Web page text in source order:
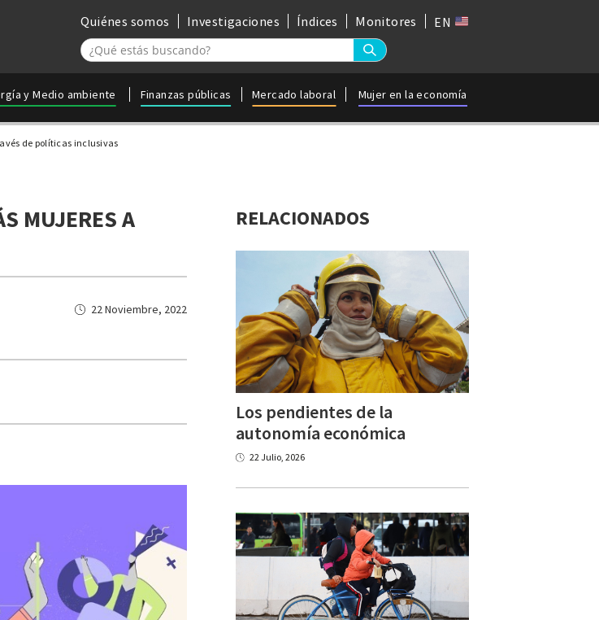
Quiénes somos Investigaciones Índices Monitores EN
y Medio ambiente Finanzas públicas Mercado laboral Mujer en la economía
de políticas inclusivas
MUJERES A
22 Noviembre, 2022
RELACIONADOS
Los pendientes de la
autonomía económica
22 Julio, 2026